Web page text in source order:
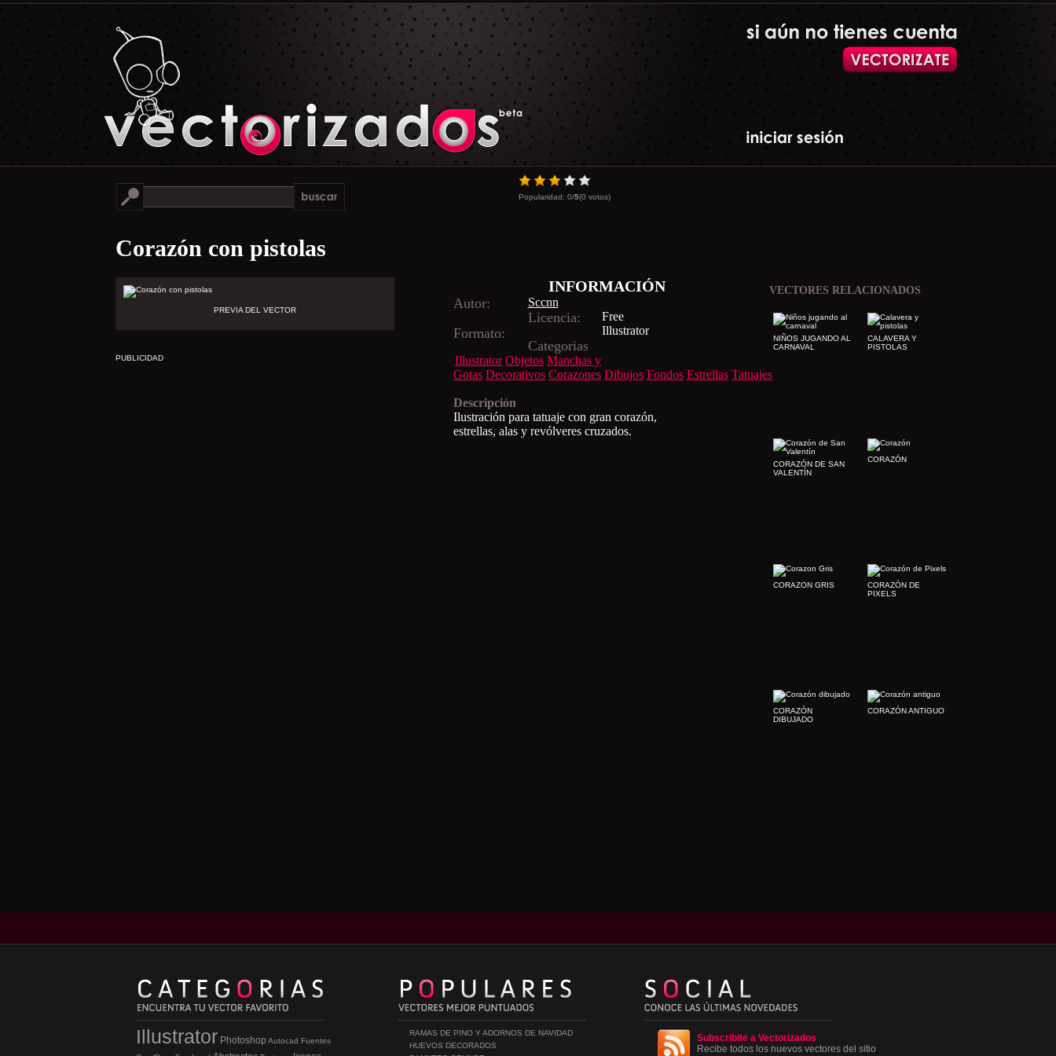
Popularidad: 0/5(0 votos)
Corazón con pistolas
PREVIA DEL VECTOR
INFORMACIÓN
Autor: Sccnn
Licencia: Free
Formato: Illustrator
Categorias
Illustrator Objetos Manchas y
Gotas Decorativos Corazones Dibujos Fondos Estrellas Tatuajes
Descripción
Ilustración para tatuaje con gran corazón,
estrellas, alas y revólveres cruzados.
PUBLICIDAD
VECTORES RELACIONADOS
CALAVERA Y
PISTOLAS
NIÑOS JUGANDO AL
CARNAVAL
CORAZÓN
CORAZÓN DE SAN
VALENTÍN
CORAZÓN DE
PIXELS
CORAZON GRIS
CORAZÓN ANTIGUO
CORAZÓN
DIBUJADO
Subscribite a Vectorizados
Recibe todos los nuevos vectores del sitio
RAMAS DE PINO Y ADORNOS DE NAVIDAD
HUEVOS DECORADOS
Illustrator Photoshop Autocad Fuentes